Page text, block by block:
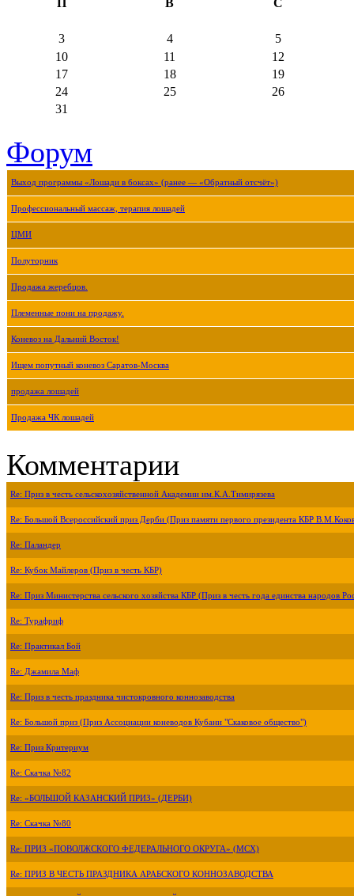
3 4
5
10
11
12
17
18
19
24
25
26
31
Форум
Выход программы «Лошади в боксах» (ранее — «Обратный отсчёт»)
Профессиональный массаж, терапия лошадей
ЦМИ
Полуторник
Продажа жеребцов.
Племенные пони на продажу.
Коневоз на Дальний Восток!
Ищем попутный коневоз Саратов-Москва
продажа лошадей
Продажа ЧК лошадей
Комментарии
Re: Приз в честь сельскохозяйственной Академии им.К.А.Тимирязева
Re: Большой Всероссийский приз Дерби (Приз памяти первого президента КБР
Re: Паландер
Re: Кубок Майлеров (Приз в честь КБР)
Re: Приз Министерства сельского хозяйства КБР (Приз в честь года единства народов
Re: Турафриф
Re: Практикал Бой
Re: Джамила Маф
Re: Приз в честь праздника чистокровного коннозаводства
Re: Большой приз (Приз Ассоциации коневодов Кубани "Скаковое общество")
Re: Приз Критериум
Re: Скачка №82
Re: «БОЛЬШОЙ КАЗАНСКИЙ ПРИЗ» (ДЕРБИ)
Re: Скачка №80
Re: ПРИЗ «ПОВОЛЖСКОГО ФЕДЕРАЛЬНОГО ОКРУГА» (МСХ)
Re: ПРИЗ В ЧЕСТЬ ПРАЗДНИКА АРАБСКОГО КОННОЗАВОДСТВА